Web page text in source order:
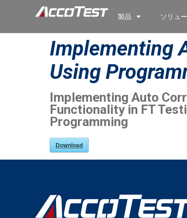
製品 ソリュ
Implementing
Using
Implementing Auto
Functionality in FT
Programming
Download